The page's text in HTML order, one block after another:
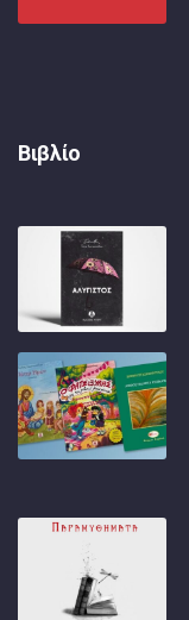
Βιβλίο